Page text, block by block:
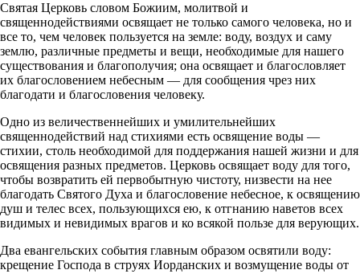
Святая Церковь словом Божиим, молитвой и
священнодействиями освящает не только самого человека, но и
все то, чем человек пользуется на земле: воду, воздух и саму
землю, различные предметы и вещи, необходимые для нашего
существования и благополучия; она освящает и благословляет
их благословением небесным — для сообщения чрез них
благодати и благословения человеку.
Одно из величественнейших и умилительнейших
священнодействий над стихиями есть освящение воды —
стихии, столь необходимой для поддержания нашей жизни и для
освящения разных предметов. Церковь освящает воду для того,
чтобы возвратить ей первобытную чистоту, низвести на нее
благодать Святого Духа и благословение небесное, к освящению
душ и телес всех, пользующихся ею, к отгнанию наветов всех
видимых и невидимых врагов и ко всякой пользе для верующих.
Два евангельских события главным образом освятили воду:
крещение Господа в струях Иорданских и возмущение воды от